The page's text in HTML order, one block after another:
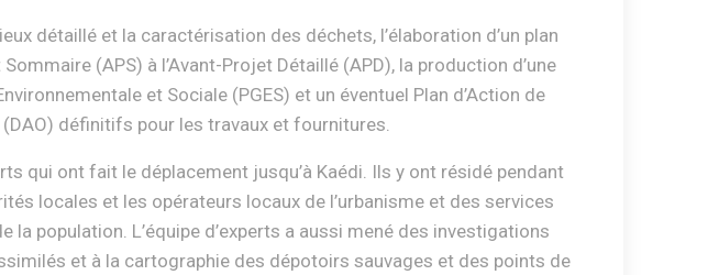
détaillé et la caractérisation des déchets, l’élaboration d’un plan
(APS) à l’Avant-Projet Détaillé (APD), la production d’une
et Sociale (PGES) et un éventuel Plan d’Action de
(DAO) définitifs pour les travaux et fournitures.
qui ont fait le déplacement jusqu’à Kaédi. Ils y ont résidé pendant
locales et les opérateurs locaux de l’urbanisme et des services
population. L’équipe d’experts a aussi mené des investigations
et à la cartographie des dépotoirs sauvages et des points de